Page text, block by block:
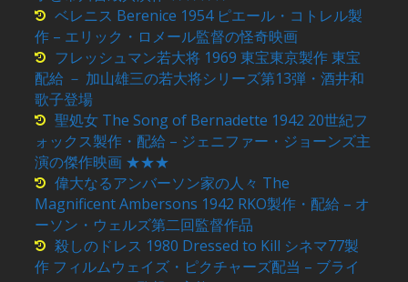
ベレニス Berenice 1954 ピエール・コトレル製
作 – エリック・ロメール監督の怪奇映画
フレッシュマン若大将 1969 東宝東京製作 東宝
配給 － 加山雄三の若大将シリーズ第13弾・酒井和
歌子登場
聖処女 The Song of Bernadette 1942 20世紀フ
ォックス製作・配給 – ジェニファー・ジョーンズ主
演の傑作映画 ★★★
偉大なるアンバーソン家の人々 The
Magnificent Ambersons 1942 RKO製作・配給 – オ
ーソン・ウェルズ第二回監督作品
殺しのドレス 1980 Dressed to Kill シネマ77製
作 フィルムウェイズ・ピクチャーズ配当 – ブライ